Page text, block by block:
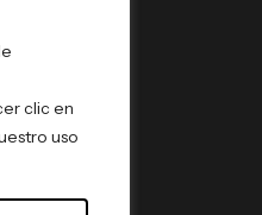
clic en
uso